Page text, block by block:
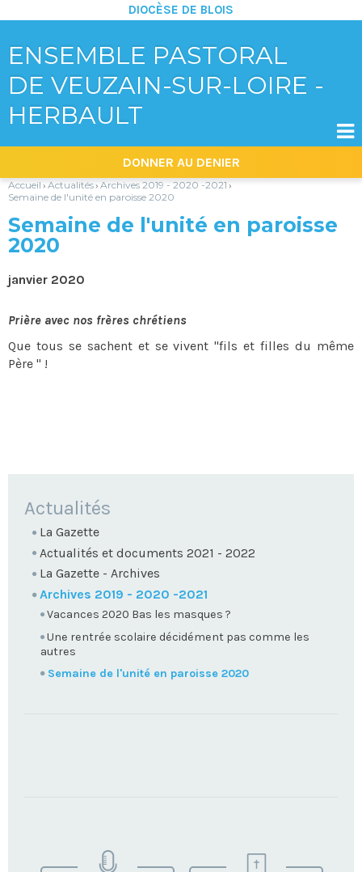
ENSEMBLE PASTORAL
DE VEUZAIN-SUR-LOIRE -
HERBAULT
DIOCÈSE DE BLOIS
|
Aller
navigation
DONNER AU DENIER

Accueil › Actualités› Archives 2019 - 2020 -2021 ›
Semaine de l'unité en paroisse 2020
Semaine de l'unité en paroisse
2020
janvier 2020
Prière avec nos frères chrétiens
Que tous se sachent et se vivent "fils et filles du même
Père " !
NAVIGATION
Actualités
La Gazette
Actualités et documents 2021 - 2022
La Gazette - Archives
Archives 2019 - 2020 -2021
Vacances 2020 Bas les masques ?
Une rentrée scolaire décidément pas comme les
autres
Semaine de l'unité en paroisse 2020
PAROISSE